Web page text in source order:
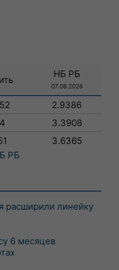
НБ РБ
07.08.2026
2.9386
3.3908
3.6365
РБ
расширили линейку
6 месяцев